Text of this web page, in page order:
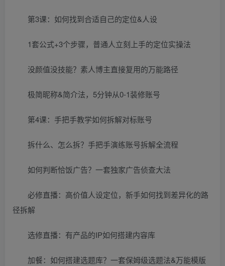
第3课：如何找到合适自己的定位&人设
1套公式+3个步骤，普通人立刻上手的定位实操法
没颜值没技能？素人博主直接复用的万能路径
极简昵称&简介法，5分钟从0-1装修账号
第4课：手把手教学如何拆解对标账号
拆什么、怎么拆？手把手演练账号拆解全流程
如何判断恰饭广告？一套独家广告侦查大法
必修直播：高价值人设定位，新手如何找到差异化的路
径拆解
选修直播：有产品的IP如何搭建内容库
加餐：如何搭建选题库？一套保姆级选题法&万能模版